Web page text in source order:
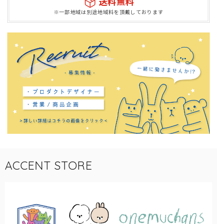
※一部地域は別途地域料を頂戴しております
ACCENT STORE